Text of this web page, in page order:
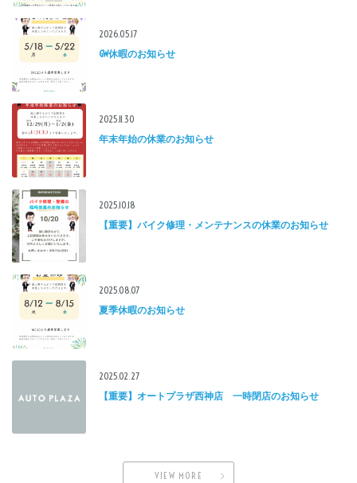
2026.05.17
GW休暇のお知らせ
2025.11.30
年末年始の休業のお知らせ
2025.10.18
【重要】バイク修理・メンテナンスの休業のお知らせ
2025.08.07
夏季休暇のお知らせ
2025.02.27
【重要】オートプラザ西神店 一時閉店のお知らせ
VIEW MORE